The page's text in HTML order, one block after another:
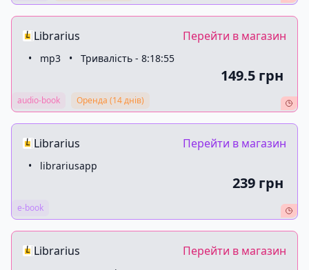
Librarius Перейти в магазин
• mp3 • Тривалість - 8:18:55
149.5 грн
audio-book Оренда (14 днів)
Librarius Перейти в магазин
• librariusapp
239 грн
e-book
Librarius Перейти в магазин